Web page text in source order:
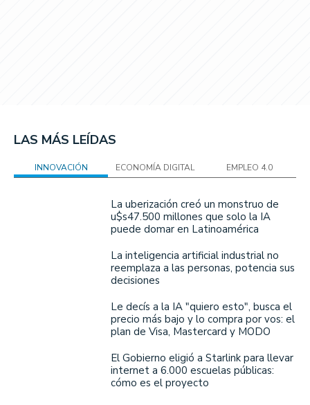
LAS MÁS LEÍDAS
INNOVACIÓN ECONOMÍA DIGITAL EMPLEO 4.0
La uberización creó un monstruo de
u$s47.500 millones que solo la IA
puede domar en Latinoamérica
La inteligencia artificial industrial no
reemplaza a las personas, potencia sus
decisiones
Le decís a la IA "quiero esto", busca el
precio más bajo y lo compra por vos: el
plan de Visa, Mastercard y MODO
El Gobierno eligió a Starlink para llevar
internet a 6.000 escuelas públicas:
cómo es el proyecto